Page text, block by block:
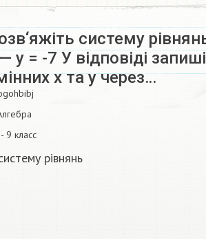
систему
y = -7 У відповіді
x та y через…
9 класс
рівнянь